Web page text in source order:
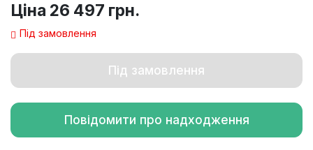
Ціна 26 497 грн.
Під замовлення
Під замовлення
Повідомити про надходження